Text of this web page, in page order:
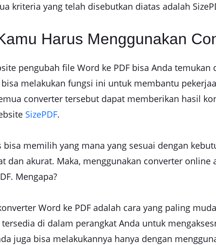
kriteria yang telah disebutkan diatas adalah
Harus Menggunakan
pengubah file Word ke PDF bisa Anda
melakukan fungsi ini untuk membantu
converter tersebut dapat memberikan hasil
SizePDF.
memilih yang mana yang sesuai dengan
dan akurat. Maka, menggunakan converter online
Mengapa?
Word ke PDF adalah cara yang paling
di dalam perangkat Anda untuk
juga bisa melakukannya hanya dengan